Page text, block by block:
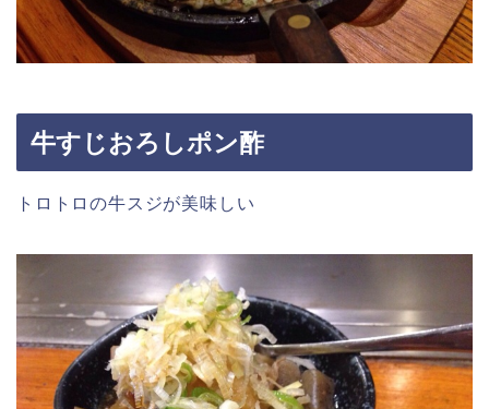
牛すじおろしポン酢
トロトロの牛スジが美味しい